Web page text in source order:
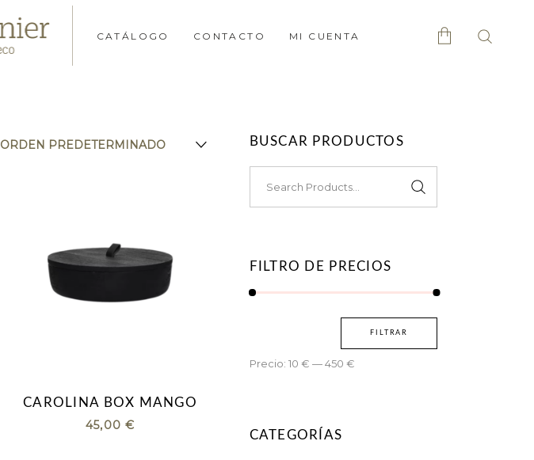
CATÁLOGO CONTACTO MI CUENTA
ORDEN PREDETERMINADO
CAROLINA BOX MANGO
45,00 €
BUSCAR PRODUCTOS
FILTRO DE PRECIOS
FILTRAR
Precio: 10 € —450 €
CATEGORÍAS